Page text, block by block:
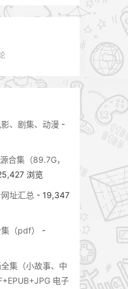
、剧集、动漫 -
合集（89.7G，
浏览
址汇总 - 19,347
（pdf）
-
集（小故事、中
电子